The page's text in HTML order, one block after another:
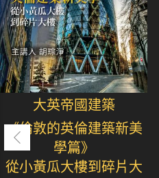
大英帝國建築
《倫敦的英倫建築新美
學篇》
從小黃瓜大樓到碎片大